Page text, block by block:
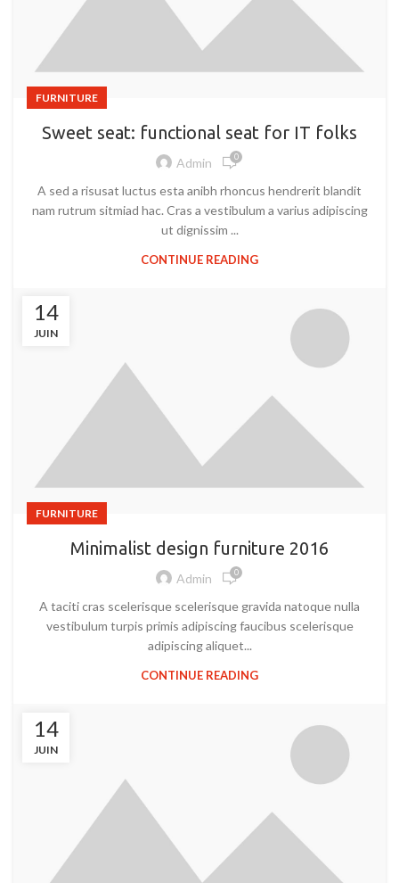
FURNITURE
Sweet seat: functional seat for IT folks
Admin 0
A sed a risusat luctus esta anibh rhoncus hendrerit blandit
nam rutrum sitmiad hac. Cras a vestibulum a varius adipiscing
ut dignissim ...
CONTINUE READING
14
JUIN
FURNITURE
Minimalist design furniture 2016
Admin 0
A taciti cras scelerisque scelerisque gravida natoque nulla
vestibulum turpis primis adipiscing faucibus scelerisque
adipiscing aliquet...
CONTINUE READING
14
JUIN